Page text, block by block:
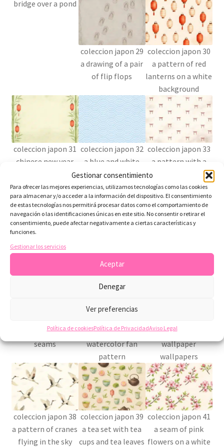
Gestionar consentimiento
Para ofrecer las mejores experiencias, utilizamos tecnologías como las cookies
para almacenar y/o acceder a la información del dispositivo. El consentimiento
de estas tecnologías nos permitirá procesar datos como el comportamiento de
navegación o las identificaciones únicas en este sitio. No consentir o retirar el
consentimiento, puede afectar negativamente a ciertas características y
funciones.
Gestionar los servicios
Aceptar
Denegar
Ver preferencias
Política de cookiesPolítica de PrivacidadAviso Legal
bridge over a pond
coleccion japon 29
a drawing of a pair
of flip flops
coleccion japon 30
a pattern of red
lanterns on a white
background
coleccion japon 31
chinese new year
coleccion japon 32
a blue and white
pattern with wavy
waves
coleccion japon 33
a pattern with a
japanese style
seams
a pink and blue
watercolor fan
pattern
cherry blossom
wallpaper
wallpapers
coleccion japon 38
a pattern of cranes
flying in the sky
coleccion japon 39
a tea set with tea
cups and tea leaves
coleccion japon 41
a seam of pink
flowers on a white